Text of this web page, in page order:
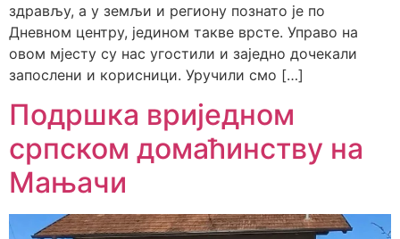
здрављу, а у земљи и региону познато је по
Дневном центру, једином такве врсте. Управо на
овом мјесту су нас угостили и заједно дочекали
запослени и корисници. Уручили смо […]
Подршка вриједном
српском домаћинству на
Мањачи